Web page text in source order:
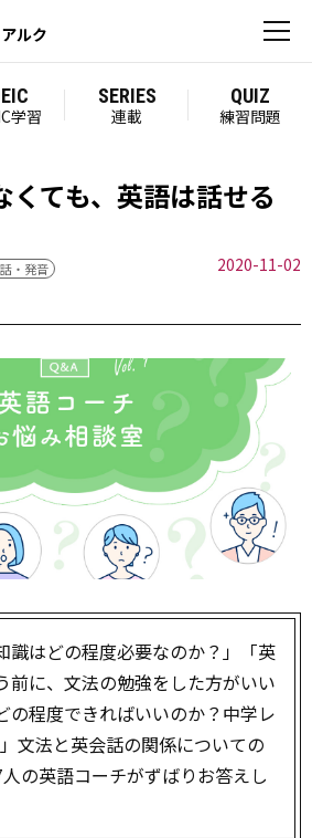
ルク
学習
SERIES
連載
QUIZ
練習問題
くても、英語は話せる
・発音
2020-11-02
識はどの程度必要なのか？」「英
前に、文法の勉強をした方がいい
の程度できればいいのか？中学レ
文法と英会話の関係についての
の英語コーチがずばりお答えし